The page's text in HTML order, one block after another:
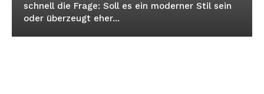
schnell die Frage: Soll es ein moderner Stil sein
oder überzeugt eher...